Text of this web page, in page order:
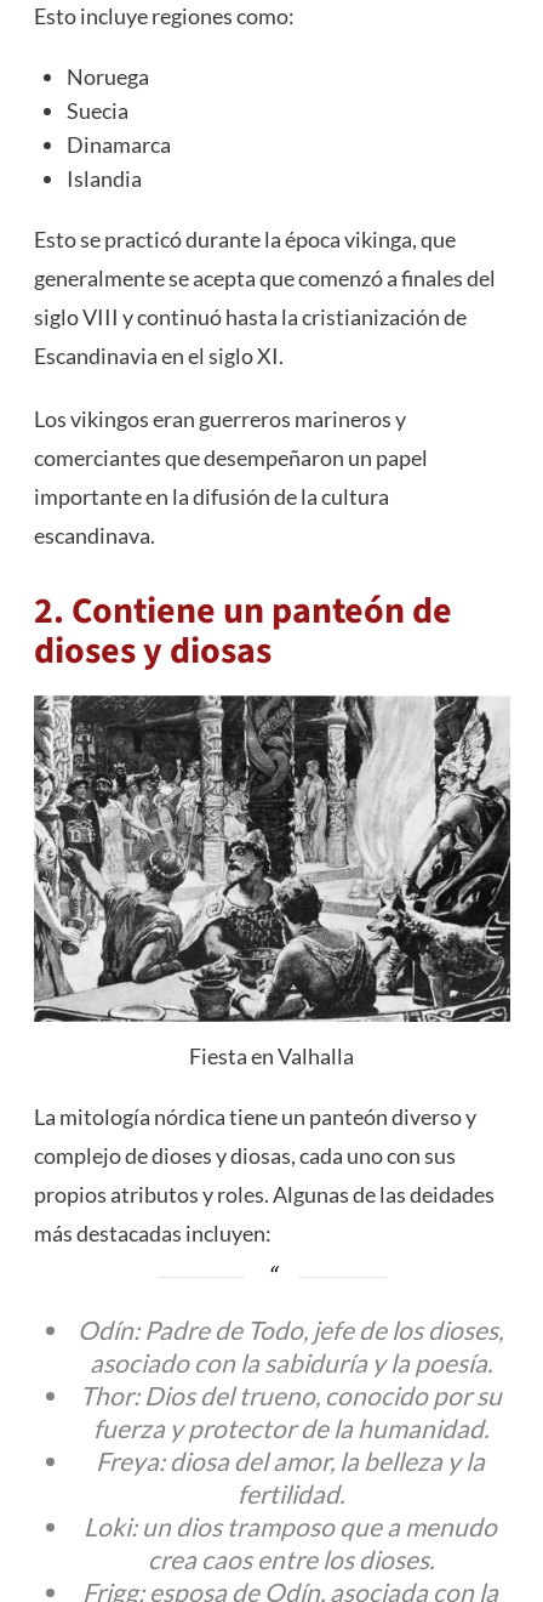
Esto incluye regiones como:
Noruega
Suecia
Dinamarca
Islandia
Esto se practicó durante la época vikinga, que
generalmente se acepta que comenzó a finales del
siglo VIII y continuó hasta la cristianización de
Escandinavia en el siglo XI.
Los vikingos eran guerreros marineros y
comerciantes que desempeñaron un papel
importante en la difusión de la cultura
escandinava.
2. Contiene un panteón de
dioses y diosas
Fiesta en Valhalla
La mitología nórdica tiene un panteón diverso y
complejo de dioses y diosas, cada uno con sus
propios atributos y roles. Algunas de las deidades
más destacadas incluyen:
Odín: Padre de Todo, jefe de los dioses,
asociado con la sabiduría y la poesía.
Thor: Dios del trueno, conocido por su
fuerza y ​​protector de la humanidad.
Freya: diosa del amor, la belleza y la
fertilidad.
Loki: un dios tramposo que a menudo
crea caos entre los dioses.
Frigg: esposa de Odín, asociada con la